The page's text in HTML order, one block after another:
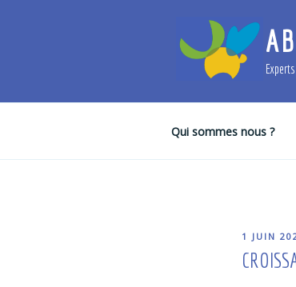
Qui sommes nous ?
PUBLIÉ
1 JUIN